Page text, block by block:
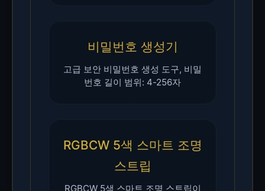
비밀번호 생성기
고급 보안 비밀번호 생성 도구, 비밀
번호 길이 범위: 4-256자
RGBCW 5색 스마트 조명
스트립
RGBCW 5색 스마트 조명 스트립이